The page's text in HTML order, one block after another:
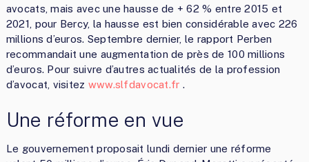
avocats, mais avec une hausse de + 62 % entre 2015 et
2021, pour Bercy, la hausse est bien considérable avec 226
millions d’euros. Septembre dernier, le rapport Perben
recommandait une augmentation de près de 100 millions
d’euros. Pour suivre d’autres actualités de la profession
d’avocat, visitez www.slfdavocat.fr .
Une réforme en vue
Le gouvernement proposait lundi dernier une réforme